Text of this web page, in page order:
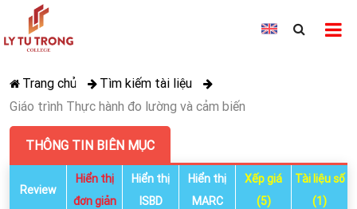
Trang chủ
Tìm kiếm tài liệu
Giáo trình Thực hành đo lường và cảm biến
THÔNG TIN BIÊN MỤC
Review
Hiển thị
đơn giản
Hiển thị
ISBD
Hiển thị
MARC
Xếp giá
(5)
Tài liệu số
(1)